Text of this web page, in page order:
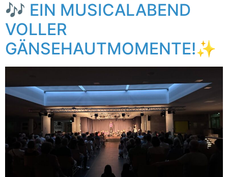
🎶 EIN MUSICALABEND
VOLLER
GÄNSEHAUTMOMENTE!✨